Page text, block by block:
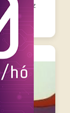
a gonosz